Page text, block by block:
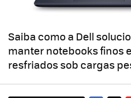
Saiba como a Dell
manter notebooks finos
resfriados sob cargas